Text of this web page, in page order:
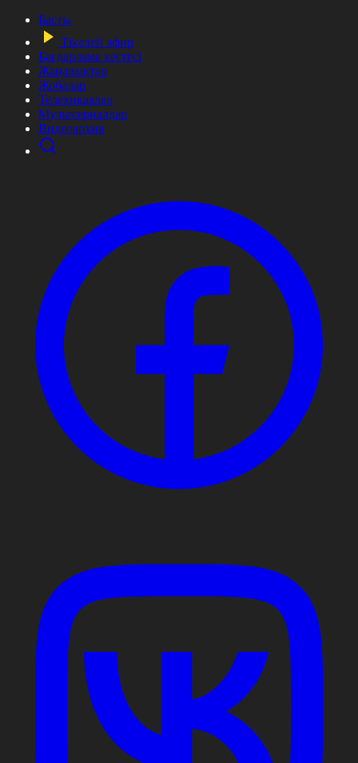
Басты
Тікелей эфир
Бағдарлама кестесі
Жаңалықтар
Жобалар
Телехикаялар
Мультсериалдар
Видеоархив